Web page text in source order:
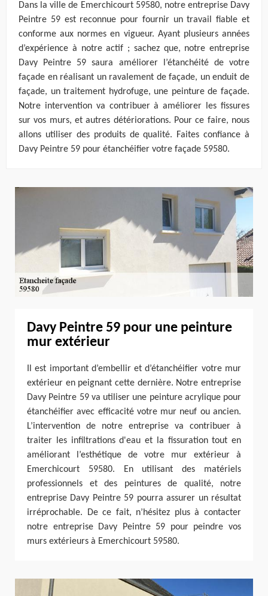
Dans la ville de Emerchicourt 59580, notre entreprise Davy
Peintre 59 est reconnue pour fournir un travail fiable et
conforme aux normes en vigueur. Ayant plusieurs années
d’expérience à notre actif ; sachez que, notre entreprise
Davy Peintre 59 saura améliorer l’étanchéité de votre
façade en réalisant un ravalement de façade, un enduit de
façade, un traitement hydrofuge, une peinture de façade.
Notre intervention va contribuer à améliorer les fissures
sur vos murs, et autres détériorations. Pour ce faire, nous
allons utiliser des produits de qualité. Faites confiance à
Davy Peintre 59 pour étanchéifier votre façade 59580.
Davy Peintre 59 pour une peinture
mur extérieur
Il est important d’embellir et d’étanchéifier votre mur
extérieur en peignant cette dernière. Notre entreprise
Davy Peintre 59 va utiliser une peinture acrylique pour
étanchéifier avec efficacité votre mur neuf ou ancien.
L’intervention de notre entreprise va contribuer à
traiter les infiltrations d'eau et la fissuration tout en
améliorant l’esthétique de votre mur extérieur à
Emerchicourt 59580. En utilisant des matériels
professionnels et des peintures de qualité, notre
entreprise Davy Peintre 59 pourra assurer un résultat
irréprochable. De ce fait, n’hésitez plus à contacter
notre entreprise Davy Peintre 59 pour peindre vos
murs extérieurs à Emerchicourt 59580.